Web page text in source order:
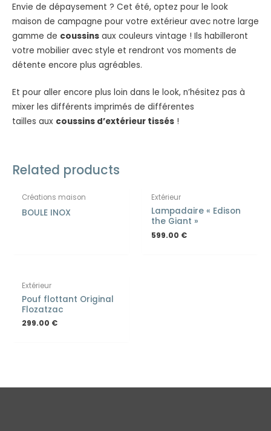
Envie de dépaysement ? Cet été, optez pour le look
maison de campagne pour votre extérieur avec notre large
gamme de coussins aux couleurs vintage ! Ils habilleront
votre mobilier avec style et rendront vos moments de
détente encore plus agréables.
Et pour aller encore plus loin dans le look, n’hésitez pas à
mixer les différents imprimés de différentes
tailles aux coussins d’extérieur tissés !
Related products
Créations maison
BOULE INOX
Extérieur
Lampadaire « Edison
the Giant »
599.00 €
Extérieur
Pouf flottant Original
Flozatzac
299.00 €